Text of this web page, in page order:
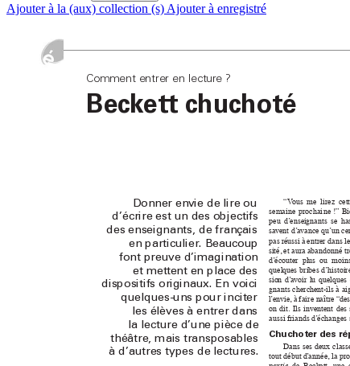
Ajouter à la (aux) collection (s) Ajouter à enregistré
Comment entrer en lecture ?
Bec kett c huc hoté
Donner envie de lire ou
d’écrire est un des objectifs
des enseignants, de français
en particulier. Beaucoup
font preuve d’imagination
et mettent en place des
dispositifs originaux. En voici
quelques-uns pour inciter
les élèves à entrer dans
la lecture d’une pièce de
théâtre, mais transposables
à d’autres types de lectures.
“Vous me lirez cett
semaine prochaine !” B
peu d’enseignants se
savent d’avance qu’un
pas réussi à entrer dans
sité, et aura abandonné
d’écouter  plus  ou
quelques bribes d
sion d’avoir lu quelques
gnants cherchent-ils à
l’envie, à faire naître “
on dit. Ils inventent des
aussi friands d’échanges
Chuchoter des
Dans ses deux
tout début d’année , la